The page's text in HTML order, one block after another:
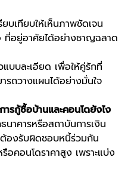
ยบเทียบให้เห็นภาพชัดเจน
ที่อยู่อาศัยได้อย่างชาญฉลาด
บบละเอียด เพื่อให้คู่รักที่
รถวางแผนได้อย่างมั่นใจ
ารกู้ซื้อบ้านและคอนโดยังไง
าคารหรือสถาบันการเงิน
องรับผิดชอบหนี้ร่วมกัน
อคอนโดราคาสูง เพราะแบ่ง